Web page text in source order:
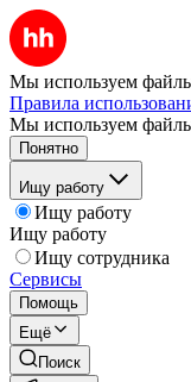
Мы используем файлы
Правила
Мы используем
Понятно
Ищу работу
Ищу работу
Ищу работу
Ищу сотрудника
Сервисы
Помощь
Ещё
Поиск